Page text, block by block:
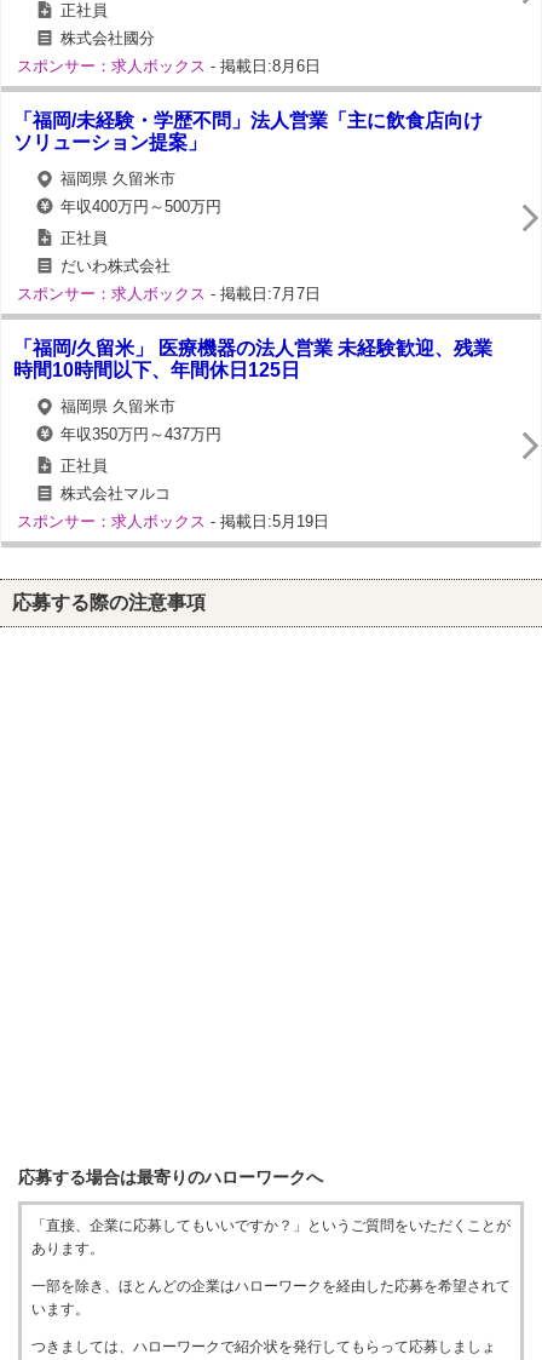
正社員
株式会社國分
スポンサー：求人ボックス - 掲載日:8月6日
「福岡/未経験・学歴不問」法人営業「主に飲食店向け
ソリューション提案」
福岡県 久留米市
年収400万円～500万円
正社員
だいわ株式会社
スポンサー：求人ボックス - 掲載日:7月7日
「福岡/久留米」 医療機器の法人営業 未経験歓迎、残業
時間10時間以下、年間休日125日
福岡県 久留米市
年収350万円～437万円
正社員
株式会社マルコ
スポンサー：求人ボックス - 掲載日:5月19日
応募する際の注意事項
応募する場合は最寄りのハローワークへ
「直接、企業に応募してもいいですか？」というご質問をいただくことが
あります。
一部を除き、ほとんどの企業はハローワークを経由した応募を希望されて
います。
つきましては、ハローワークで紹介状を発行してもらって応募しましょ